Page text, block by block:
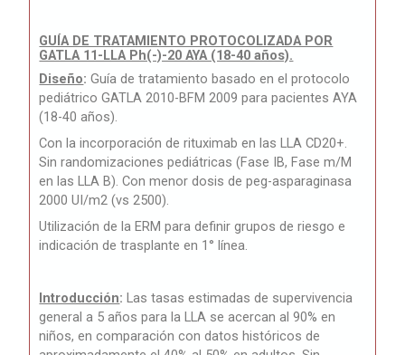
GUÍA DE TRATAMIENTO PROTOCOLIZADA POR
GATLA 11-LLA Ph(-)-20 AYA (18-40 años).
Diseño:Guía de tratamiento basado en el protocolo
pediátrico GATLA 2010-BFM 2009 para pacientes AYA
(18-40 años).
Con la incorporación de rituximab en las LLA CD20+.
Sin randomizaciones pediátricas (Fase IB, Fase m/M
en las LLA B). Con menor dosis de peg-asparaginasa
2000 UI/m2 (vs 2500).
Utilización de la ERM para definir grupos de riesgo e
indicación de trasplante en 1° línea.
Introducción: Las tasas estimadas de supervivencia
general a 5 años para la LLA se acercan al 90% en
niños, en comparación con datos históricos de